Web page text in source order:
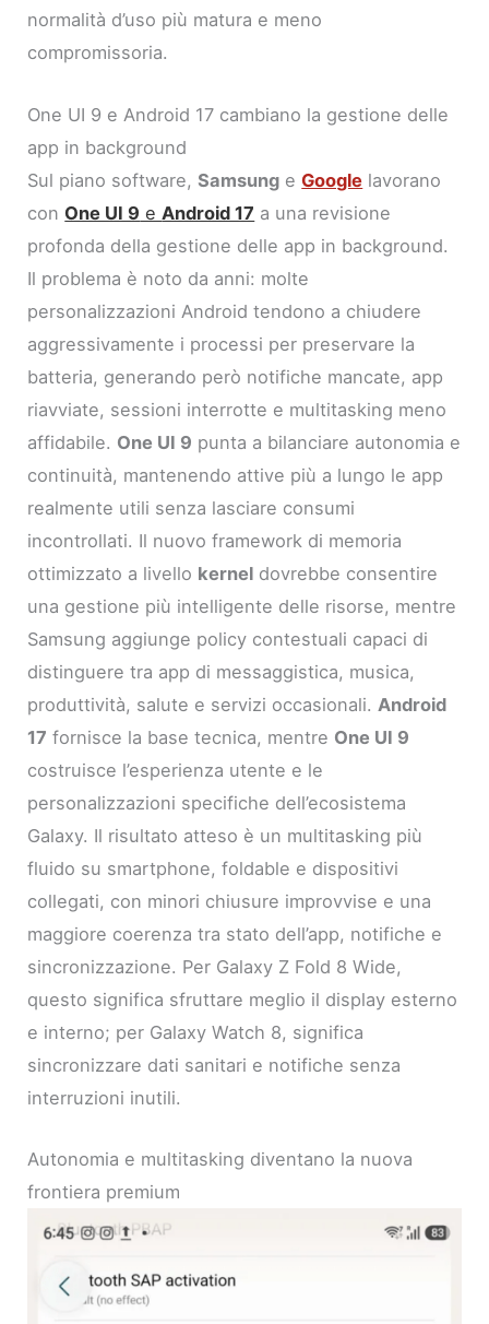
normalità d’uso più matura e meno
compromissoria.
One UI 9 e Android 17 cambiano la gestione delle
app in background
Sul piano software,Samsung eGoogle lavorano
con One UI 9 eAndroid 17 a una revisione
profonda della gestione delle app in background.
Il problema è noto da anni: molte
personalizzazioni Android tendono a chiudere
aggressivamente i processi per preservare la
batteria, generando però notifiche mancate, app
riavviate, sessioni interrotte e multitasking meno
affidabile. One UI 9 punta a bilanciare autonomia e
continuità, mantenendo attive più a lungo le app
realmente utili senza lasciare consumi
incontrollati. Il nuovo framework di memoria
ottimizzato a livello kernel dovrebbe consentire
una gestione più intelligente delle risorse, mentre
Samsung aggiunge policy contestuali capaci di
distinguere tra app di messaggistica, musica,
produttività, salute e servizi occasionali. Android
17 fornisce la base tecnica, mentre One UI 9
costruisce l’esperienza utente e le
personalizzazioni specifiche dell’ecosistema
Galaxy. Il risultato atteso è un multitasking più
fluido su smartphone, foldable e dispositivi
collegati, con minori chiusure improvvise e una
maggiore coerenza tra stato dell’app, notifiche e
sincronizzazione. Per Galaxy Z Fold 8 Wide,
questo significa sfruttare meglio il display esterno
e interno; per Galaxy Watch 8, significa
sincronizzare dati sanitari e notifiche senza
interruzioni inutili.
Autonomia e multitasking diventano la nuova
frontiera premium